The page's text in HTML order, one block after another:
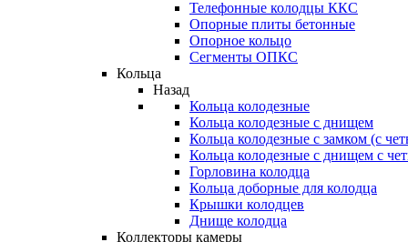
Телефонные колодцы ККС
Опорные плиты бетонные
Опорное кольцо
Сегменты ОПКС
Кольца
Назад
Кольца колодезные
Кольца колодезные с днищем
Кольца колодезные с замком (с
Кольца колодезные с днищем с
Горловина колодца
Кольца доборные для колодца
Крышки колодцев
Днище колодца
Коллекторы камеры